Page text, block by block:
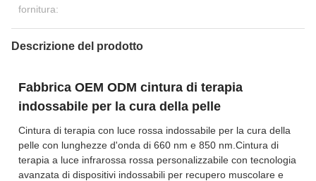
fornitura:
Descrizione del prodotto
Fabbrica OEM ODM cintura di terapia
indossabile per la cura della pelle
Cintura di terapia con luce rossa indossabile per la cura della
pelle con lunghezze d'onda di 660 nm e 850 nm.Cintura di
terapia a luce infrarossa rossa personalizzabile con tecnologia
avanzata di dispositivi indossabili per recupero muscolare e